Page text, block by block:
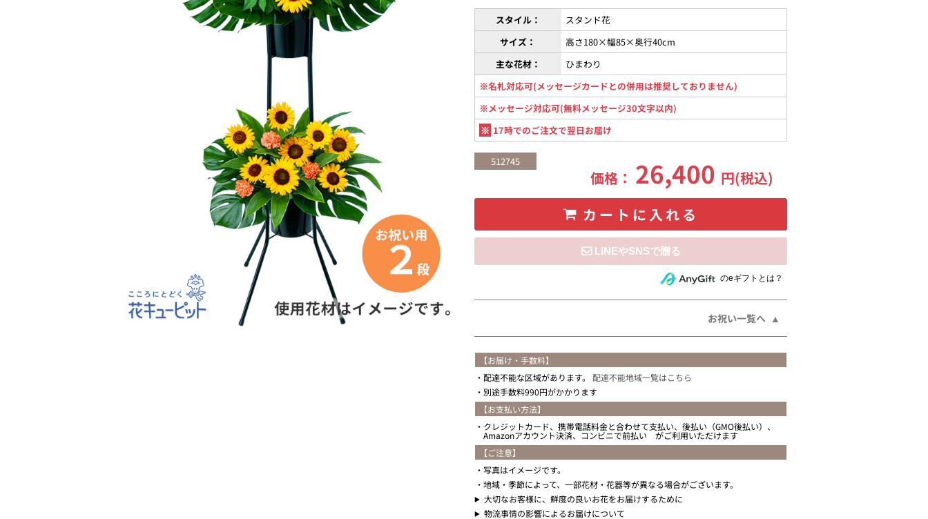
スタイル：
スタンド花
サイズ：
高さ180×幅85×奥行40cm
主な花材：
ひまわり
※名札対応可(メッセージカードとの併用は推奨しておりません)
※メッセージ対応可(無料メッセージ30文字以内)
※ 17時でのご注文で翌日お届け
512745
価格： 26,400 円(税込)
カートに入れる
住所を知らない相手にeギフトで贈るのeギフトとは？
お祝い一覧へ
【お届け・手数料】
配達不能な区域があります。 配達不能地域一覧はこちら
別途手数料990円がかかります
【お支払い方法】
クレジットカード、携帯電話料金と合わせて支払い、後払い（GMO後払い）、
Amazonアカウント決済、コンビニで前払い がご利用いただけます
【ご注意】
写真はイメージです。
地域・季節によって、一部花材・花器等が異なる場合がございます。
大切なお客様に、鮮度の良いお花をお届けするために
物流事情の影響によるお届けについて